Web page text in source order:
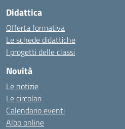
Didattica
Offerta formativa
Le schede didattiche
I progetti delle classi
Novità
Le notizie
Le circolari
Calendario eventi
Albo online